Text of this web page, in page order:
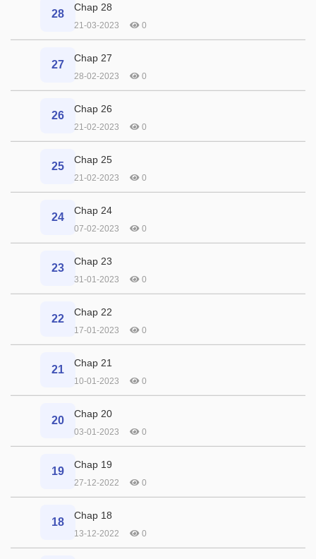
28
Chap 28
21-03-2023 0
27
Chap 27
28-02-2023 0
26
Chap 26
21-02-2023 0
25
Chap 25
21-02-2023 0
24
Chap 24
07-02-2023 0
23
Chap 23
31-01-2023 0
22
Chap 22
17-01-2023 0
21
Chap 21
10-01-2023 0
20
Chap 20
03-01-2023 0
19
Chap 19
27-12-2022 0
18
Chap 18
13-12-2022 0